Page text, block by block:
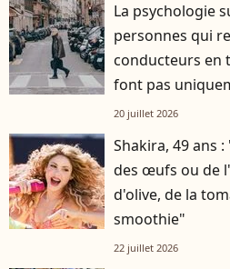
La psychologie
personnes qui
conducteurs en
font pas
20 juillet 2026
Shakira, 49 ans
des œufs ou de
d'olive, de la
smoothie"
22 juillet 2026